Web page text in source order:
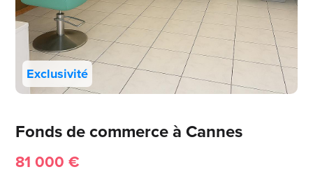
Exclusivité
Fonds de commerce à Cannes
81 000 €